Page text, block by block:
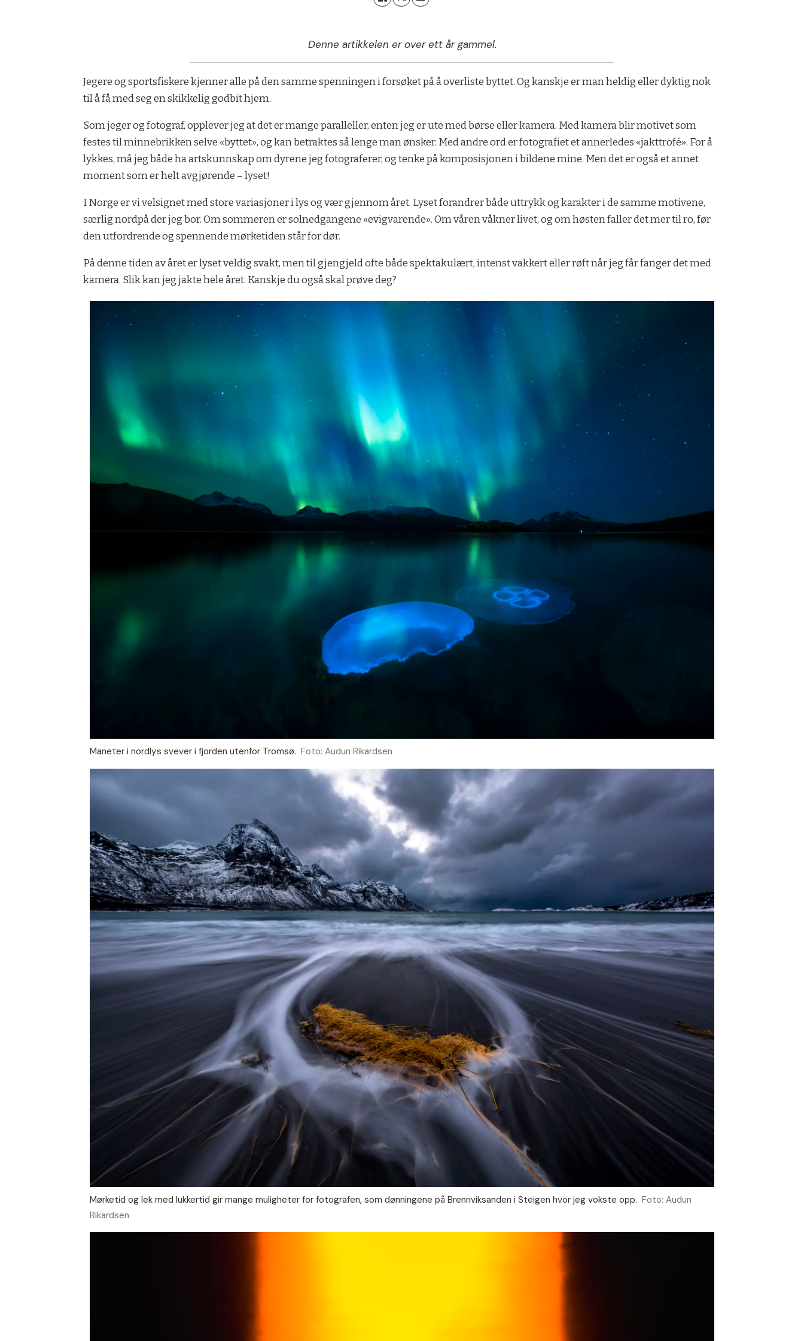
Denne artikkelen er over ett år gammel.
Jegere og sportsfiskere kjenner alle på den samme spenningen i forsøket på å overliste byttet. Og kanskje er man heldig eller dyktig nok
til å få med seg en skikkelig godbit hjem.
Som jeger og fotograf, opplever jeg at det er mange paralleller, enten jeg er ute med børse eller kamera. Med kamera blir motivet som
festes til minnebrikken selve «byttet», og kan betraktes så lenge man ønsker. Med andre ord er fotografiet et annerledes «jakttrofé». For å
lykkes, må jeg både ha artskunnskap om dyrene jeg fotograferer, og tenke på komposisjonen i bildene mine. Men det er også et annet
moment som er helt avgjørende – lyset!
I Norge er vi velsignet med store variasjoner i lys og vær gjennom året. Lyset forandrer både uttrykk og karakter i de samme motivene,
særlig nordpå der jeg bor. Om sommeren er solnedgangene «evigvarende». Om våren våkner livet, og om høsten faller det mer til ro, før
den utfordrende og spennende mørketiden står for dør.
På denne tiden av året er lyset veldig svakt, men til gjengjeld ofte både spektakulært, intenst vakkert eller røft når jeg får fanger det med
kamera. Slik kan jeg jakte hele året. Kanskje du også skal prøve deg?
Maneter i nordlys svever i fjorden utenfor Tromsø. Foto: Audun Rikardsen
Mørketid og lek med lukkertid gir mange muligheter for fotografen, som dønningene på Brennviksanden i Steigen hvor jeg vokste opp. Foto: Audun
Rikardsen